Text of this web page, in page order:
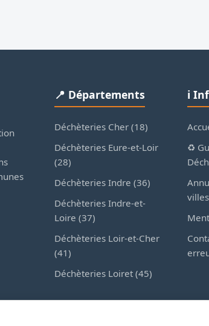
📍 Départements
Déchèteries Cher (18)
Déchèteries Eure-et-Loir
(28)
Déchèteries Indre (36)
Déchèteries Indre-et-
Loire (37)
Déchèteries Loir-et-Cher
(41)
Déchèteries Loiret (45)
ℹ️
♻️
villes